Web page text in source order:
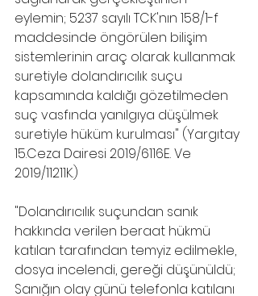
eylemin; 5237 sayılı TCK'nın 158/1-f
maddesinde öngörülen bilişim
sistemlerinin araç olarak kullanmak
suretiyle dolandırıcılık suçu
kapsamında kaldığı gözetilmeden
suç vasfında yanılgıya düşülmek
suretiyle hüküm kurulması" (Yargıtay
15.Ceza Dairesi 2019/6116E. Ve
2019/11211K.)
"Dolandırıcılık suçundan sanık
hakkında verilen beraat hükmü
katılan tarafından temyiz edilmekle,
dosya incelendi, gereği düşünüldü;
Sanığın olay günü telefonla katılanı